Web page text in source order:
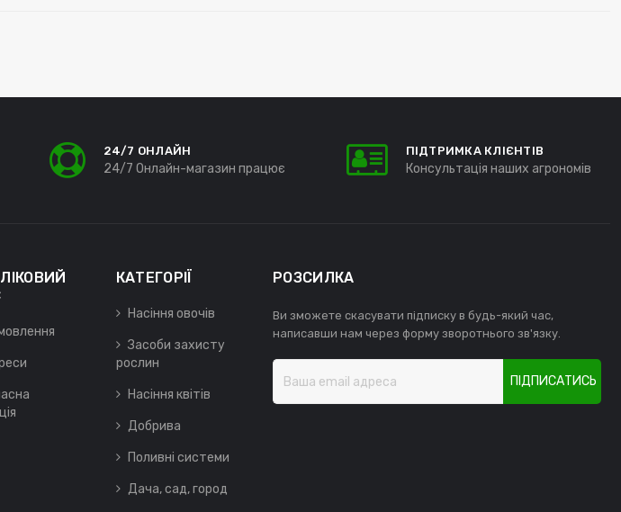
24/7 ОНЛАЙН
24/7 Онлайн-магазин працює
ПІДТРИМКА КЛІЄНТІВ
Консультація наших агрономів
КАТЕГОРІЇ
Насіння овочів
Засоби захисту
рослин
Насіння квітів
Добрива
Поливні системи
Дача, сад, город
РОЗСИЛКА
Ви зможете скасувати підписку в будь-який час,
написавши нам через форму зворотнього зв'язку.
ПІДПИСАТИСЬ